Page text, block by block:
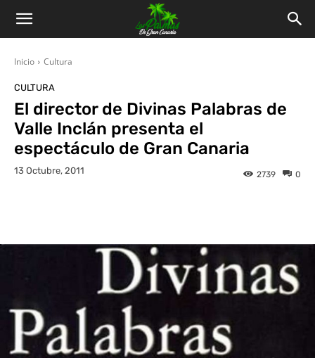
Inicio Cultura
CULTURA
El director de Divinas Palabras de
Valle Inclán presenta el
espectáculo de Gran Canaria
13 Octubre, 2011 0
2739